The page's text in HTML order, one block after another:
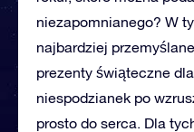
niezapomnianego? W
najbardziej
prezenty świąteczne
niespodzianek po
prosto do serca. Dla